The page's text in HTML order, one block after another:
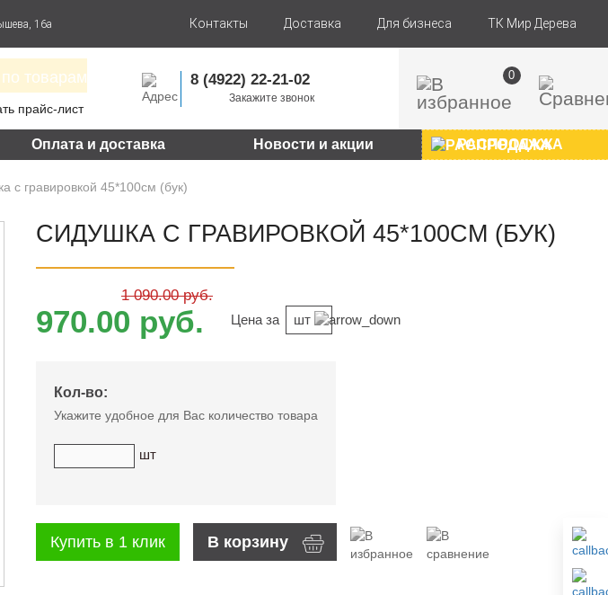
16а Контакты Доставка Для бизнеса ТК Мир Дерева
прайс-лист
8 (4922) 22-21-02
Закажите звонок
0
Оплата и доставка Новости и акции РАСПРОДАЖА
с гравировкой 45*100см (бук)
СИДУШКА С ГРАВИРОВКОЙ 45*100СМ (БУК)
1 090.00 руб.
970.00 руб. Цена за шт
Кол-во:
Укажите удобное для Вас количество товара
шт
В корзину
Купить в 1 клик